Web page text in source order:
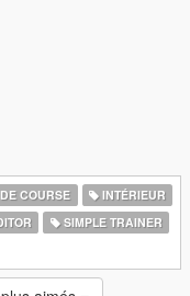
COURSE
INTÉRIEUR
SIMPLE TRAINER